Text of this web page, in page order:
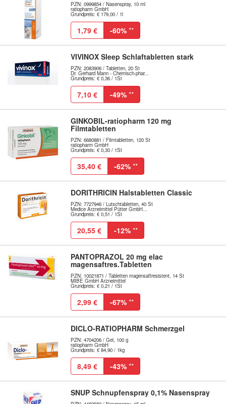
PZN: 0999854 / Nasenspray, 10 ml
ratiopharm GmbH
Grundpreis: € 179,00 / 1l
1,79 € -60% **
VIVINOX Sleep Schlaftabletten stark
PZN: 2083906 / Tabletten, 20 St
Dr. Gerhard Mann - Chemisch-phar...
Grundpreis: € 0,36 / 1St
7,10 € -49% **
GINKOBIL-ratiopharm 120 mg
Filmtabletten
PZN: 6680881 / Filmtabletten, 120 St
ratiopharm GmbH
Grundpreis: € 0,30 / 1St
35,40 € -62% **
DORITHRICIN Halstabletten Classic
PZN: 7727946 / Lutschtabletten, 40 St
Medice Arzneimittel Pütter GmbH...
Grundpreis: € 0,51 / 1St
20,55 € -12% **
PANTOPRAZOL 20 mg elac
magensaftres.Tabletten
PZN: 10021871 / Tabletten magensaftresistent, 14 St
MIBE GmbH Arzneimittel
Grundpreis: € 0,21 / 1St
2,99 € -67% **
DICLO-RATIOPHARM Schmerzgel
PZN: 4704206 / Gel, 100 g
ratiopharm GmbH
Grundpreis: € 84,90 / 1kg
8,49 € -43% **
SNUP Schnupfenspray 0,1% Nasenspray